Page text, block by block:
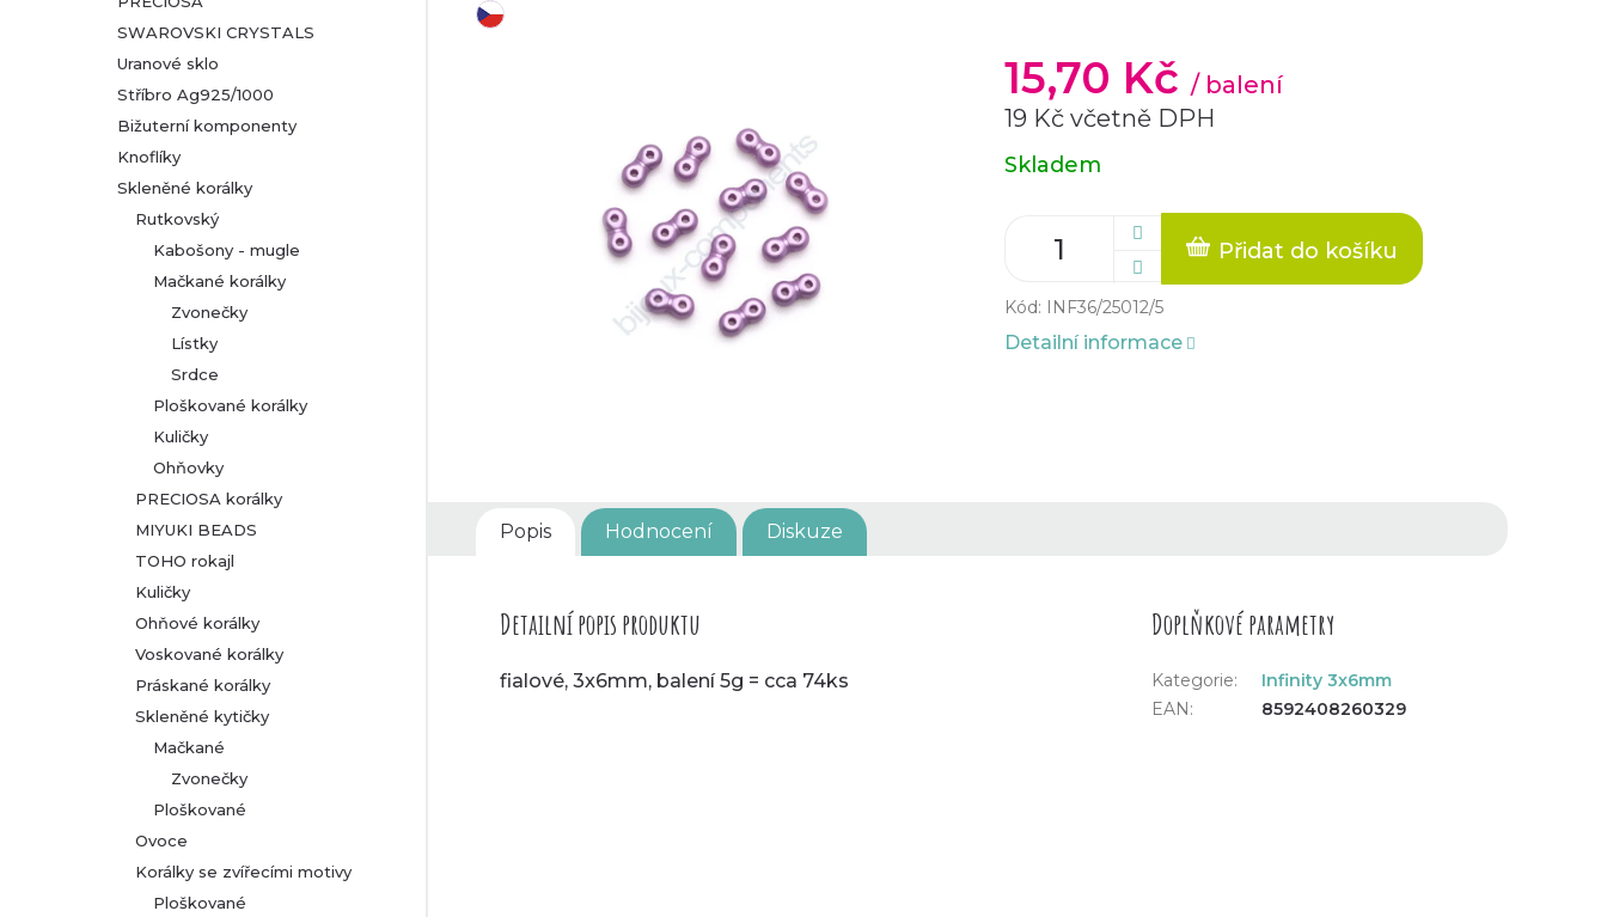
s
t
r
a
n
SWAROVSKI CRYSTALS
Uranové sklo
Stříbro Ag925/1000
Bižuterní komponenty
Knoflíky
Skleněné korálky
Rutkovský
Kabošony - mugle
Mačkané korálky
Zvonečky
Lístky
Srdce
Ploškované korálky
Kuličky
Ohňovky
PRECIOSA korálky
MIYUKI BEADS
TOHO rokajl
Kuličky
Ohňové korálky
Voskované korálky
Práskané korálky
Skleněné kytičky
Mačkané
Zvonečky
Ploškované
Ovoce
Korálky se zvířecími motivy
Ploškované
15,70 Kč / balení
19 Kč včetně DPH
Měrná
cena:
Skladem
Přidat do košíku
Kód: INF36/25012/5
Detailní informace
Popis Hodnocení Diskuze
Detailní popis produktu
fialové, 3x6mm, balení 5g = cca 74ks
Doplňkové parametry
Kategorie:
Infinity 3x6mm
EAN: 8592408260329